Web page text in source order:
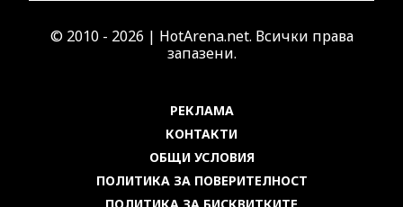
© 2010 - 2026 | HotArena.net. Всички права
запазени.
РЕКЛАМА
КОНТАКТИ
ОБЩИ УСЛОВИЯ
ПОЛИТИКА ЗА ПОВЕРИТЕЛНОСТ